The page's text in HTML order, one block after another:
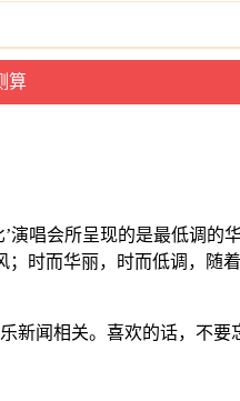
演唱会所呈现的是最低调
时而华丽，时而低调，随
新闻相关。喜欢的话，不要